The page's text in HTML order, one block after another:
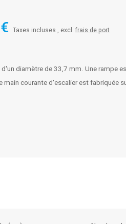
Taxes incluses , excl. frais de port
diamètre de 33,7 mm. Une rampe
courante d'escalier est fabriquée